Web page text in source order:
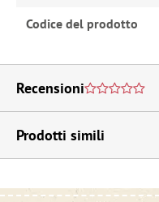
Codice del prodotto
Recensioni
Prodotti simili